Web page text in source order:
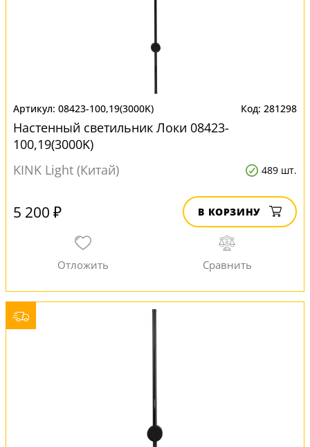
08423-100,19(3000K) 281298
Настенный светильник Локи 08423-
100,19(3000K)
KINK Light (Китай)
489 шт.
5 200 ₽ В КОРЗИНУ